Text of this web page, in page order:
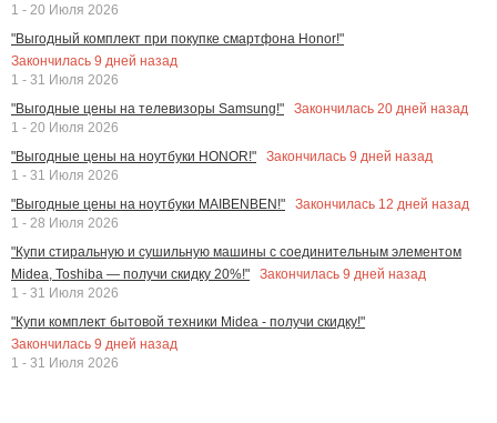
1 - 20 Июля 2026
"Выгодный комплект при покупке смартфона Honor!"
Закончилась 9 дней назад
1 - 31 Июля 2026
"Выгодные цены на телевизоры Samsung!"
Закончилась 20 дней назад
1 - 20 Июля 2026
"Выгодные цены на ноутбуки HONOR!"
Закончилась 9 дней назад
1 - 31 Июля 2026
"Выгодные цены на ноутбуки MAIBENBEN!"
Закончилась 12 дней назад
1 - 28 Июля 2026
"Купи стиральную и сушильную машины с соединительным элементом
Midea, Toshiba — получи скидку 20%!"
Закончилась 9 дней назад
1 - 31 Июля 2026
"Купи комплект бытовой техники Midea - получи скидку!"
Закончилась 9 дней назад
1 - 31 Июля 2026